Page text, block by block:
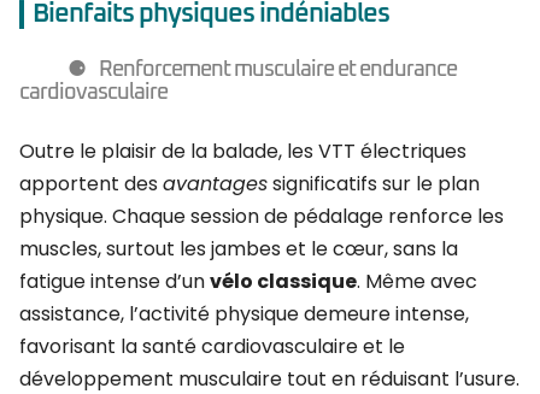
Bienfaits physiques indéniables
Renforcement musculaire et endurance
cardiovasculaire
Outre le plaisir de la balade, les VTT électriques
apportent des avantagessignificatifs sur le plan
physique. Chaque session de pédalage renforce les
muscles, surtout les jambes et le cœur, sans la
fatigue intense d’unvélo classique. Même avec
assistance, l’activité physique demeure intense,
favorisant la santé cardiovasculaire et le
développement musculaire tout en réduisant l’usure.